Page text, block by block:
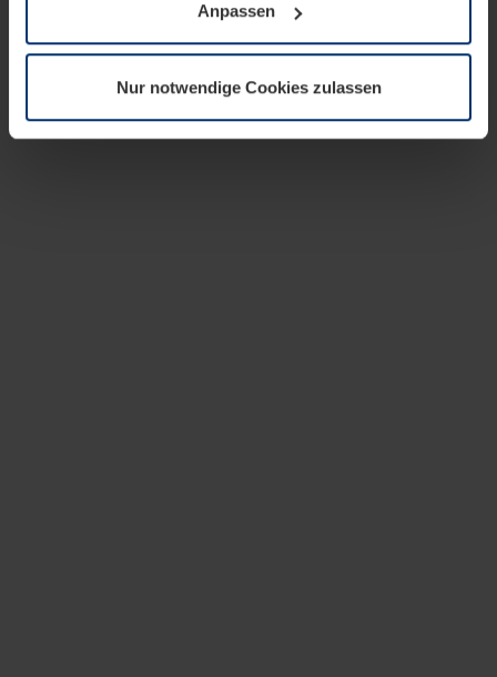
notwendig sind. Für alle anderen Cookie-Typen benötigen
wir Ihre Erlaubnis. Ihre Einwilligung können Sie jederzeit
Datenschutzerklärungunserer Website ändern oder
widerrufen.
Anpassen
Nur notwendige Cookies zulassen